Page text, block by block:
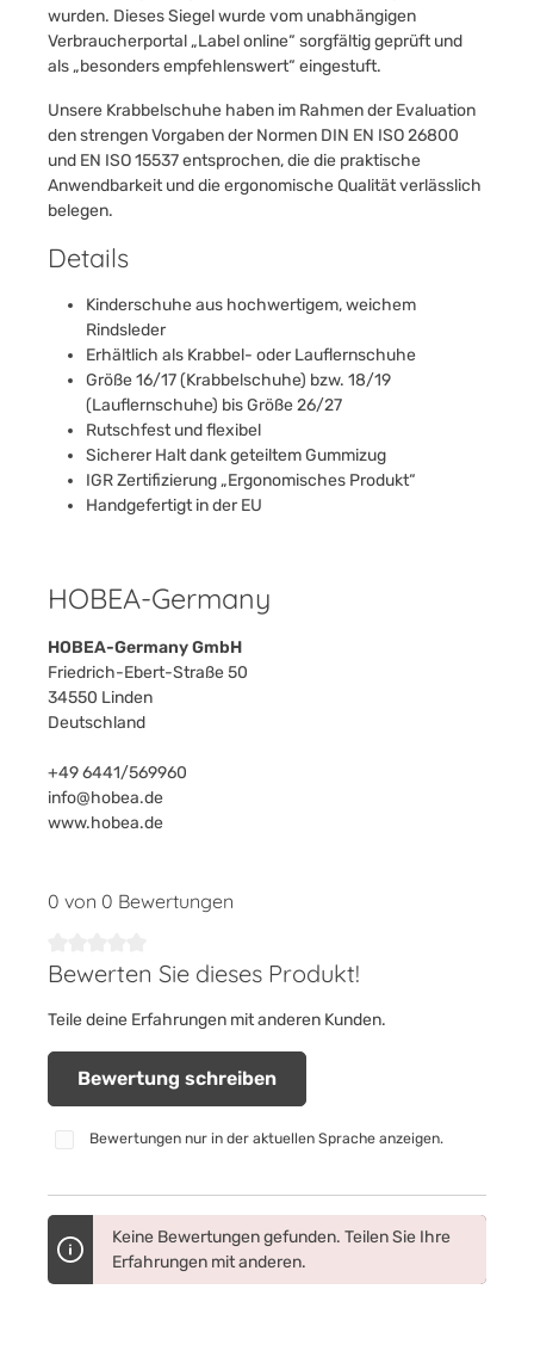
wurden. Dieses Siegel wurde vom unabhängigen
Verbraucherportal „Label online“ sorgfältig geprüft und
als „besonders empfehlenswert“ eingestuft.
Unsere Krabbelschuhe haben im Rahmen der Evaluation
den strengen Vorgaben der Normen DIN EN ISO 26800
und EN ISO 15537 entsprochen, die die praktische
Anwendbarkeit und die ergonomische Qualität verlässlich
belegen.
Details
Kinderschuhe aus hochwertigem, weichem
Rindsleder
Erhältlich als Krabbel- oder Lauflernschuhe
Größe 16/17 (Krabbelschuhe) bzw. 18/19
(Lauflernschuhe) bis Größe 26/27
Rutschfest und flexibel
Sicherer Halt dank geteiltem Gummizug
IGR Zertifizierung „Ergonomisches Produkt“
Handgefertigt in der EU
HOBEA-Germany
HOBEA-Germany GmbH
Friedrich-Ebert-Straße 50
34550 Linden
Deutschland
+49 6441/569960
info@hobea.de
www.hobea.de
0 von 0 Bewertungen
Durchschnittliche Bewertung von 0 von 5 Sternen
Bewerten Sie dieses Produkt!
Teile deine Erfahrungen mit anderen Kunden.
Bewertung schreiben
Bewertungen nur in der aktuellen Sprache anzeigen.
Keine Bewertungen gefunden. Teilen Sie Ihre
Erfahrungen mit anderen.